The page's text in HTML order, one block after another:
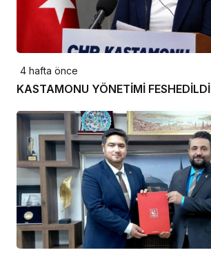
4 hafta önce
KASTAMONU YÖNETİMİ FESHEDİLDİ